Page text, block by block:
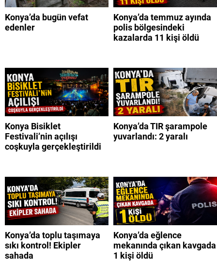
Konya’da bugün vefat
edenler
Konya’da temmuz ayında
polis bölgesindeki
kazalarda 11 kişi öldü
Konya Bisiklet
Festivali’nin açılışı
coşkuyla gerçekleştirildi
Konya’da TIR şarampole
yuvarlandı: 2 yaralı
Konya’da toplu taşımaya
sıkı kontrol! Ekipler
sahada
Konya’da eğlence
mekanında çıkan kavgada
1 kişi öldü